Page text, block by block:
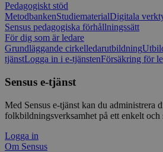
Pedagogiskt stöd
MetodbankenStudiematerialDigitala
Sensus pedagogiska förhållningssätt
För dig som är ledare
Grundläggande cirkelledarutbildning
tjänstLogga in i e-tjänstenFörsäkring för
Sensus e-tjänst
Med Sensus e-tjänst kan du administrera
folkbildningsverksamhet på ett enkelt och
Logga in
Om Sensus